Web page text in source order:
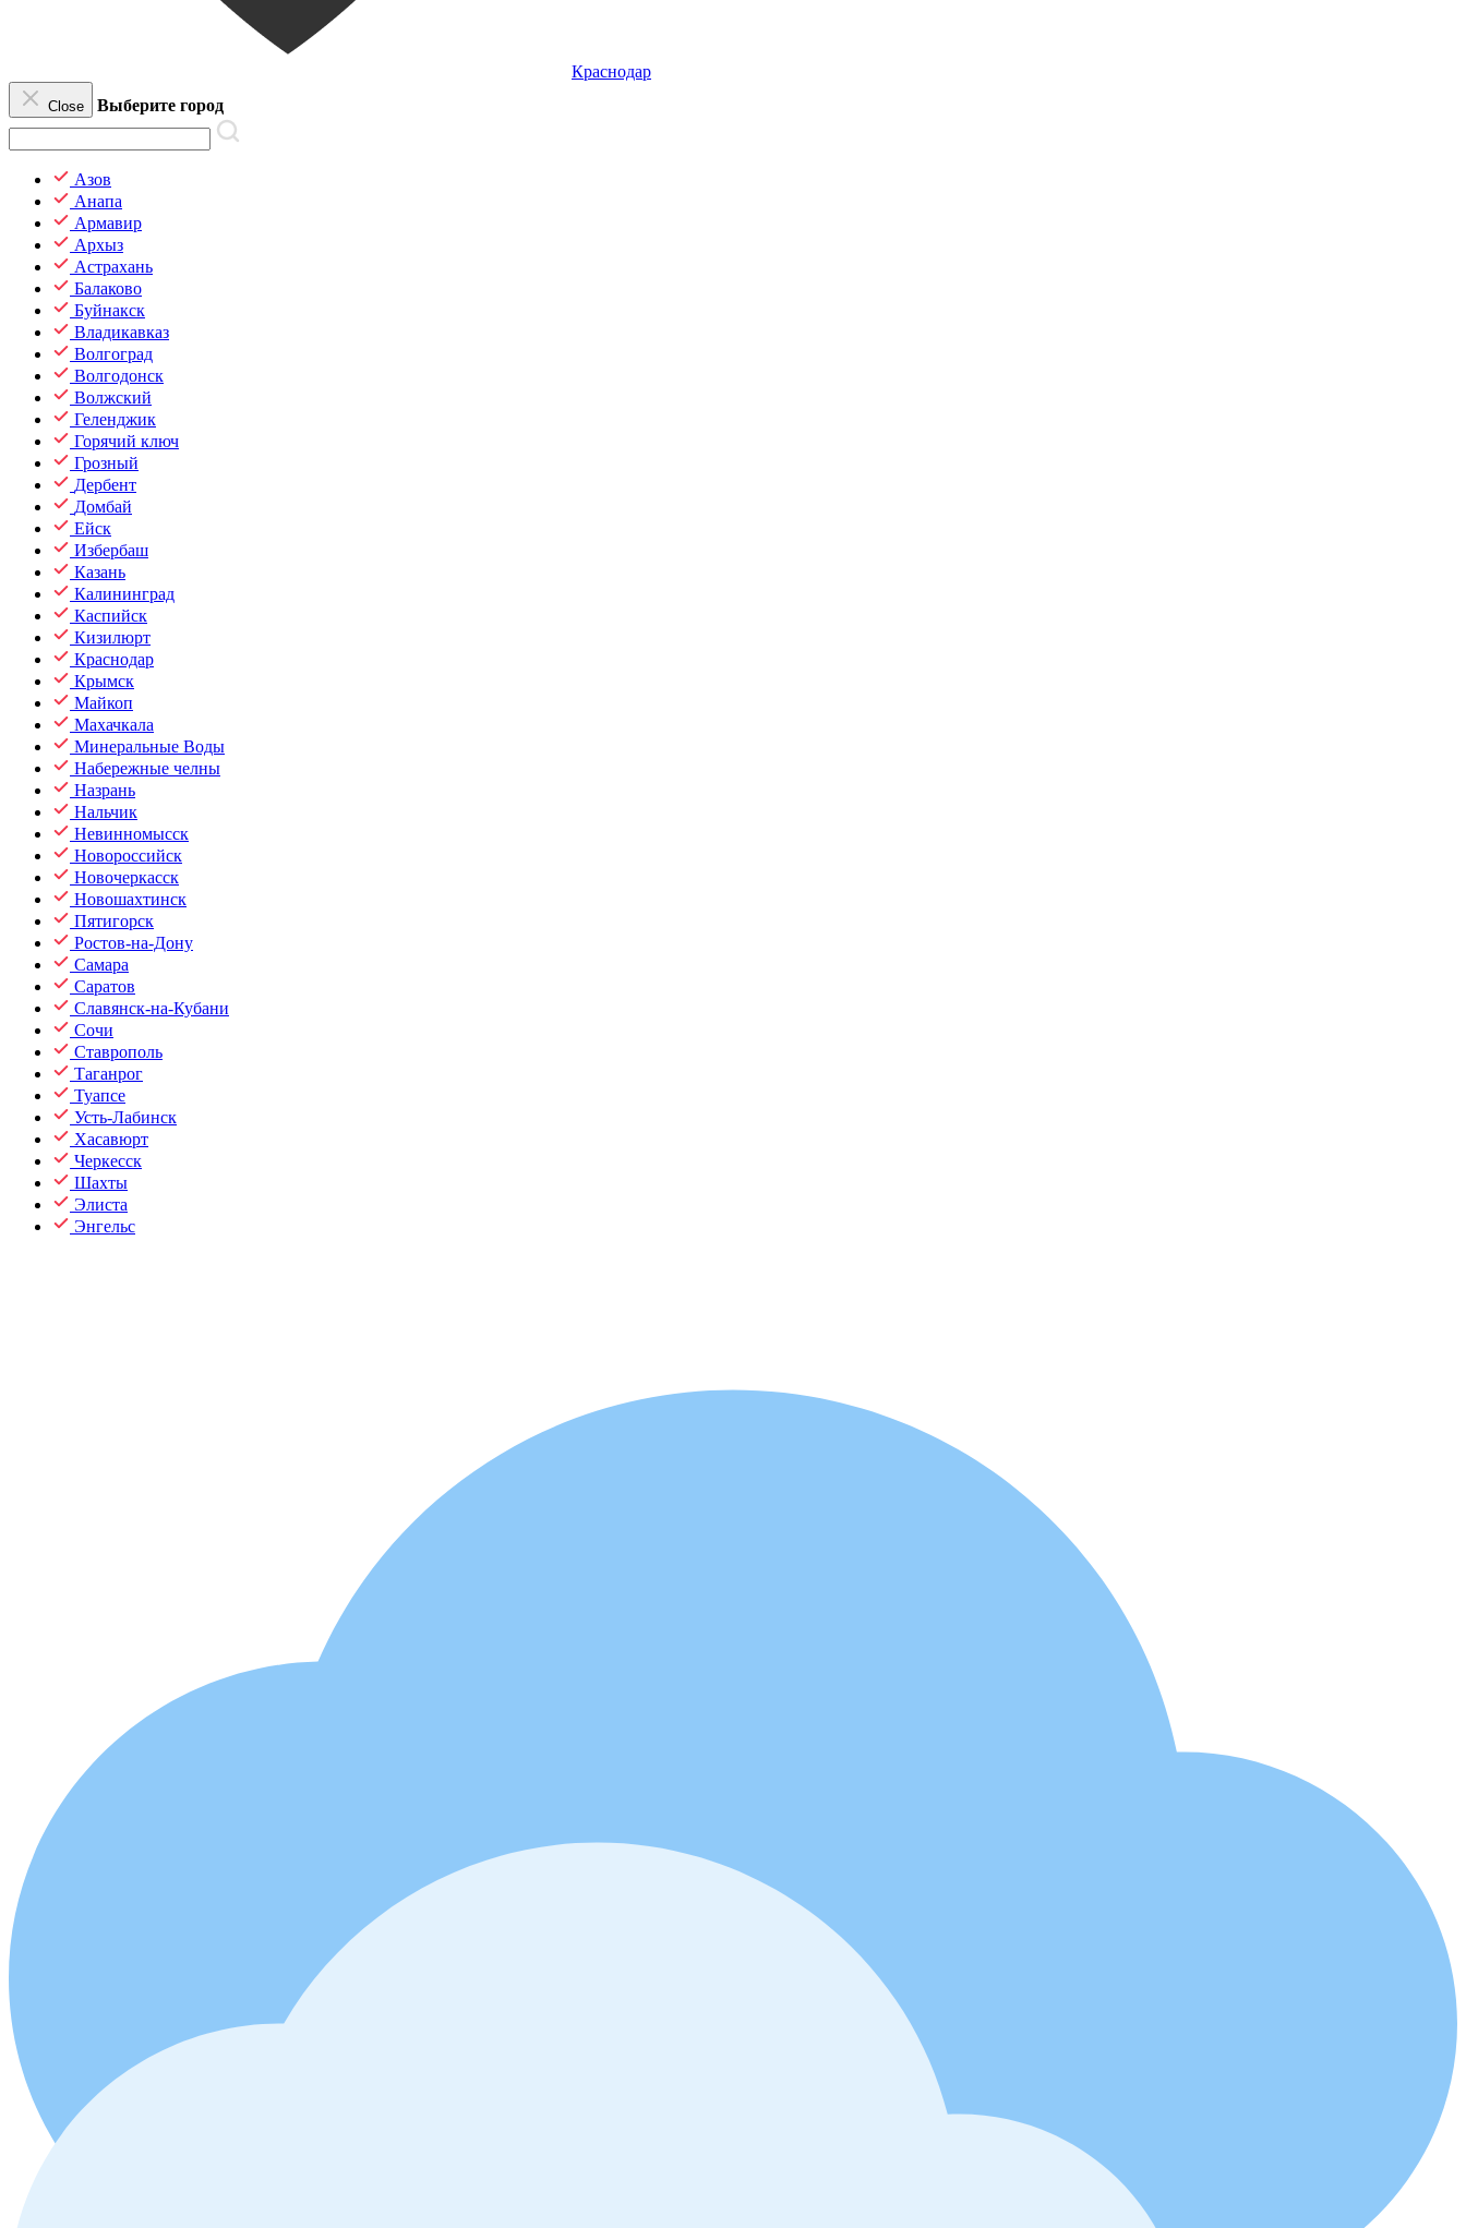
Краснодар
Close Выберите город
Азов
Анапа
Армавир
Архыз
Астрахань
Балаково
Буйнакск
Владикавказ
Волгоград
Волгодонск
Волжский
Геленджик
Горячий ключ
Грозный
Дербент
Домбай
Ейск
Избербаш
Казань
Калининград
Каспийск
Кизилюрт
Краснодар
Крымск
Майкоп
Махачкала
Минеральные Воды
Набережные челны
Назрань
Нальчик
Невинномысск
Новороссийск
Новочеркасск
Новошахтинск
Пятигорск
Ростов-на-Дону
Самара
Саратов
Славянск-на-Кубани
Сочи
Ставрополь
Таганрог
Туапсе
Усть-Лабинск
Хасавюрт
Черкесск
Шахты
Элиста
Энгельс